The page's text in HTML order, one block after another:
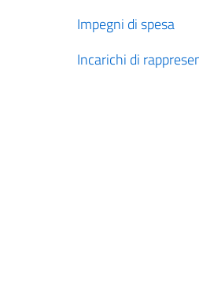
Impegni di spesa
Incarichi di